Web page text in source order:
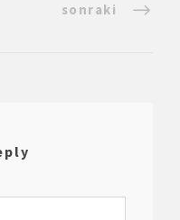
sonraki